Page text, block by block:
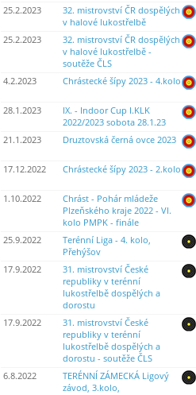
25.2.2023
32. mistrovství ČR dospělých
v halové lukostřelbě
25.2.2023
32. mistrovství ČR dospělých
v halové lukostřelbě -
soutěže ČLS
4.2.2023 Chrástecké šípy 2023 - 4.kolo
28.1.2023
IX. - Indoor Cup I.KLK
2022/2023 sobota 28.1.23
21.1.2023 Druztovská černá ovce 2023
17.12.2022 Chrástecké šípy 2023 - 2.kolo
1.10.2022
Chrást - Pohár mládeže
Plzeňského kraje 2022 - VI.
kolo PMPK - finále
25.9.2022
Terénní Liga - 4. kolo,
Přehýšov
17.9.2022
31. mistrovství České
republiky v terénní
lukostřelbě dospělých a
dorostu
17.9.2022
31. mistrovství České
republiky v terénní
lukostřelbě dospělých a
dorostu - soutěže ČLS
6.8.2022
TERÉNNÍ ZÁMECKÁ Ligový
závod, 3.kolo,